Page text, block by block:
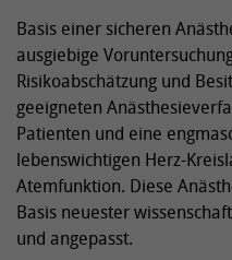
Basis einer sicheren
ausgiebige
Risikoabschätzung und
geeigneten
Patienten und eine
lebenswichtigen Herz-
Atemfunktion. Diese
Basis neuester
und angepasst.